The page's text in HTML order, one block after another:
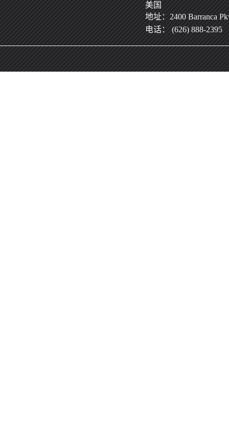
美国
地址：2400 Barranca
电话： (626) 888-2395